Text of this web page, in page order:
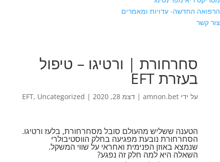
הרפואה החדשה- עדויות ומאמרים
צור קשר
סחרחורת | ורטיגו – טיפול
בעזרת EFT
על ידי amnon.bet
| דצמ 28, 2020 |
EFT, Uncategorized
הטענה ששליש מהעולם סובל מסחרחורת, בלעז ורטיגו.
הסחרחורת נובעת מפגיעה בחלק הווסטיבולרי
שנמצא באוזן הפנימית ואחראי על שווי המשקל.
השאלה היא למה חלק זה נפגע?